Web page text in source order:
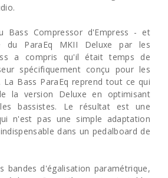
Bass Compressor d'Empress - et
du ParaEq MKII Deluxe par les
a compris qu'il était temps de
spécifiquement conçu pour les
La Bass ParaEq reprend tout ce qui
la version Deluxe en optimisant
bassistes. Le résultat est une
n'est pas une simple adaptation
dans un pedalboard de
bandes d'égalisation paramétrique,